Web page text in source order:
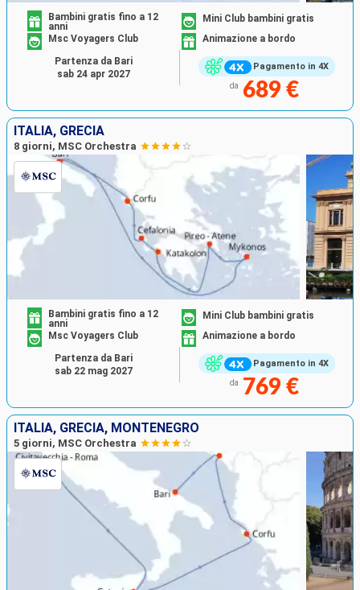
Pagamento in 4X
Bambini gratis fino a 12
anni
Mini Club bambini gratis
Msc Voyagers Club
Animazione a bordo
da 689 €
Partenza da Bari
sab 24 apr 2027
ITALIA, GRECIA
8 giorni, MSC Orchestra
Pagamento in 4X
Bambini gratis fino a 12
anni
Mini Club bambini gratis
Msc Voyagers Club
Animazione a bordo
da 769 €
Partenza da Bari
sab 22 mag 2027
ITALIA, GRECIA, MONTENEGRO
5 giorni, MSC Orchestra